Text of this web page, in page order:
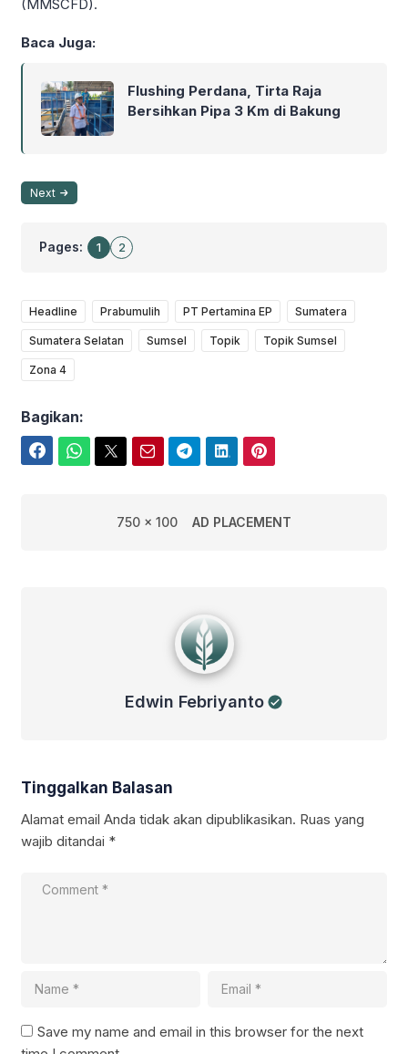
(MMSCFD).
Baca Juga:
Flushing Perdana, Tirta Raja
Bersihkan Pipa 3 Km di Bakung
Next
Pages: 1 2
Headline Prabumulih PT Pertamina EP Sumatera
Sumatera Selatan Sumsel Topik Topik Sumsel
Zona 4
Bagikan:
750 x 100 AD PLACEMENT
Edwin Febriyanto
Tinggalkan Balasan
Alamat email Anda tidak akan dipublikasikan. Ruas yang
wajib ditandai *
Save my name and email in this browser for the next